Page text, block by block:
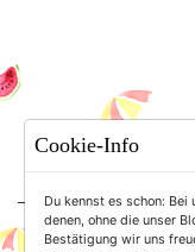
Cookie-Info
Du kennst es schon:
denen, ohne die unser
Bestätigung wir uns